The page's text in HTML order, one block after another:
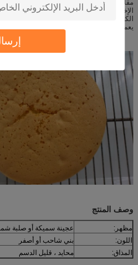
الإخراج 10٪ أكثر ، ووقت الضرب أطول
الكعكة ليس منبعجًا ، وبنية الأنسجة حساسة
يعمل بشكل أفضل مع مستحلبنا.
وصف المنتج
مظهر:
عجينة سميكة أو صلبة
اللون:
بني شاحب أو أصفر
المذاق:
محايد ، قليل الدسم